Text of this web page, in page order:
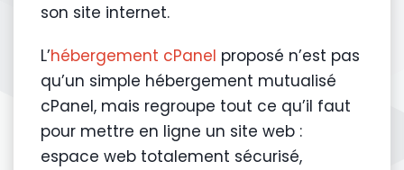
son site internet.
L’hébergement cPanel proposé n’est pas
qu’un simple hébergement mutualisé
cPanel, mais regroupe tout ce qu’il faut
pour mettre en ligne un site web :
espace web totalement sécurisé,